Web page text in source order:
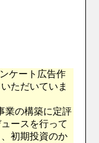
ケート広告作
ただいていま
業の構築に定評
ースを行って
初期投資のか